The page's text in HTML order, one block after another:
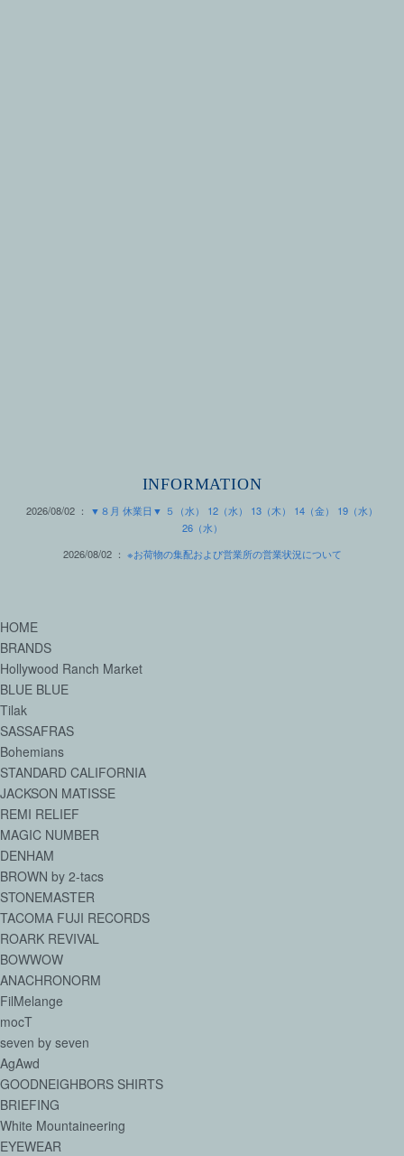
INFORMATION
2026/08/02 ：
▼８月 休業日▼ ５（水） 12（水） 13（木） 14（金） 19（水）
26（水）
2026/08/02 ： ※お荷物の集配および営業所の営業状況について
HOME
BRANDS
Hollywood Ranch Market
BLUE BLUE
Tilak
SASSAFRAS
Bohemians
STANDARD CALIFORNIA
JACKSON MATISSE
REMI RELIEF
MAGIC NUMBER
DENHAM
BROWN by 2-tacs
STONEMASTER
TACOMA FUJI RECORDS
ROARK REVIVAL
BOWWOW
ANACHRONORM
FilMelange
mocT
seven by seven
AgAwd
GOODNEIGHBORS SHIRTS
BRIEFING
White Mountaineering
EYEWEAR